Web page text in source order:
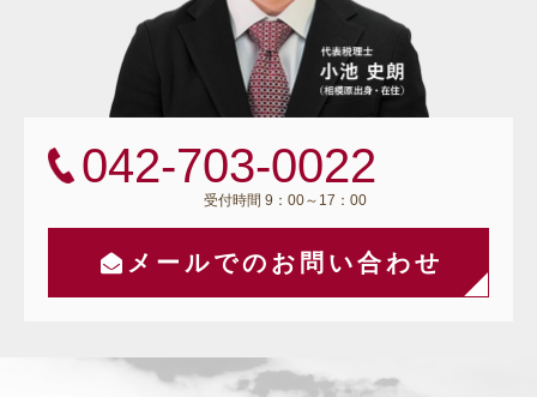
042-703-0022
受付時間 9：00～17：00
メールでのお問い合わせ